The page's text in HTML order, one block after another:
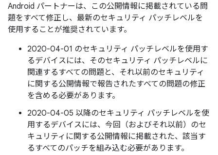
Android パートナーは、この公開情報に掲載されている問
題をすべて修正し、最新のセキュリティ パッチレベルを
使用することが推奨されています。
2020-04-01 のセキュリティ パッチレベルを使用す
るデバイスには、そのセキュリティ パッチレベルに
関連するすべての問題と、それ以前のセキュリティ
に関する公開情報で報告されたすべての問題の修正
を含める必要があります。
2020-04-05 以降のセキュリティ パッチレベルを使
用するデバイスには、今回（およびそれ以前）のセ
キュリティに関する公開情報に掲載された、該当す
るすべてのパッチを組み込む必要があります。